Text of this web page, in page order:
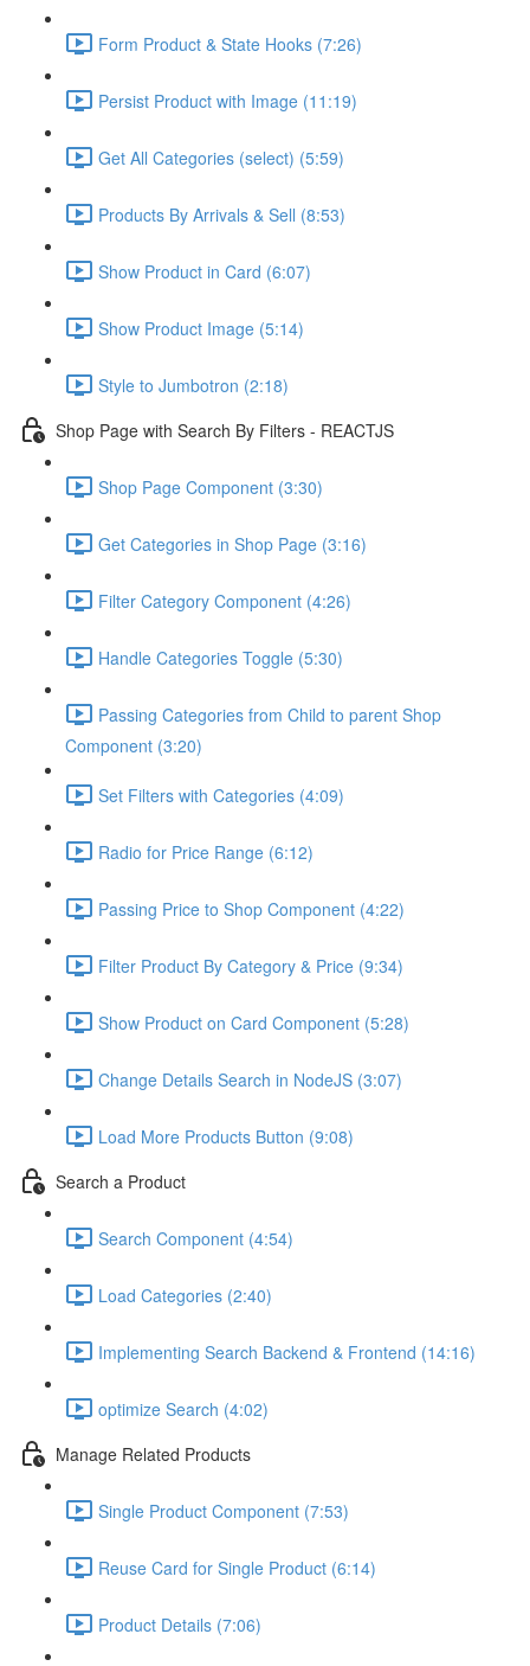
Form Product & State Hooks (7:26)
Persist Product with Image (11:19)
Get All Categories (select) (5:59)
Products By Arrivals & Sell (8:53)
Show Product in Card (6:07)
Show Product Image (5:14)
Style to Jumbotron (2:18)
Shop Page with Search By Filters - REACTJS
Shop Page Component (3:30)
Get Categories in Shop Page (3:16)
Filter Category Component (4:26)
Handle Categories Toggle (5:30)
Passing Categories from Child to parent Shop
Component (3:20)
Set Filters with Categories (4:09)
Radio for Price Range (6:12)
Passing Price to Shop Component (4:22)
Filter Product By Category & Price (9:34)
Show Product on Card Component (5:28)
Change Details Search in NodeJS (3:07)
Load More Products Button (9:08)
Search a Product
Search Component (4:54)
Load Categories (2:40)
Implementing Search Backend & Frontend (14:16)
optimize Search (4:02)
Manage Related Products
Single Product Component (7:53)
Reuse Card for Single Product (6:14)
Product Details (7:06)